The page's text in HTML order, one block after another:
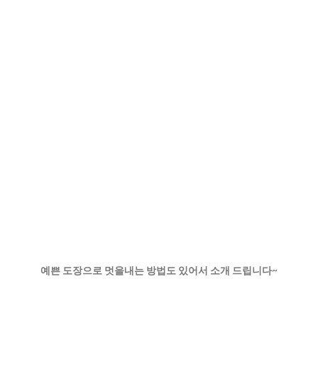
예쁜 도장으로 멋을내는 방법도 있어서 소개 드립니다~